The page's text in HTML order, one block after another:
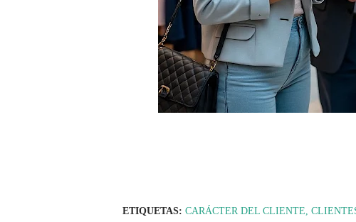
ETIQUETAS: CARÁCTER DEL CLIENTE